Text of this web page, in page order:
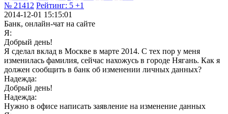
№ 21412 Рейтинг: 5 +1
2014-12-01 15:15:01
Банк, онлайн-чат на сайте
Я:
Добрый день!
Я сделал вклад в Москве в марте 2014. С тех пор у меня
изменилась фамилия, сейчас нахожусь в городе Нягань. Как я
должен сообщить в банк об изменении личных данных?
Надежда:
Добрый день!
Надежда:
Нужно в офисе написать заявление на изменение данных